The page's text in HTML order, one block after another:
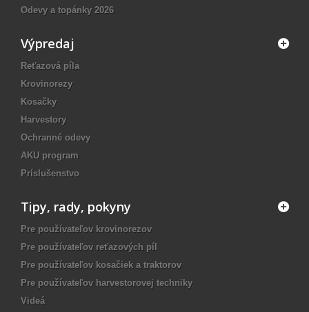
Odevy a topánky 2026
Výpredaj
Reťazová píla
Krovinorezy
Kosačky
Harvestory
Ochranné odevy
AKU program
Príslušenstvo
Tipy, rady, pokyny
Pre používateľov krovinorezov
Pre používateľov reťazových píl
Pre používateľov kosačiek a traktorov
Pre používateľov harvestorovej techniky
Videá